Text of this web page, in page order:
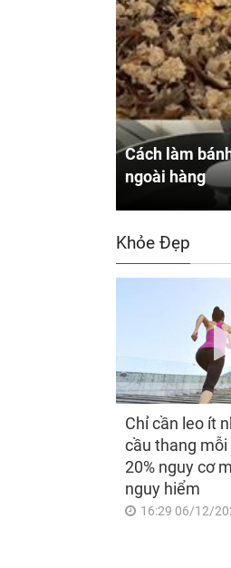
Cách làm
ngoài hàng
Khỏe Đẹp
Chỉ cần leo ít
cầu thang mỗi
20% nguy cơ
nguy hiểm
16:29 06/12/